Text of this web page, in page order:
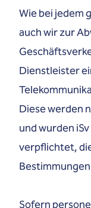
Wie bei jedem
auch wir zur
Dienstleister
Diese werden
und wurden
verpflichtet,
Sofern